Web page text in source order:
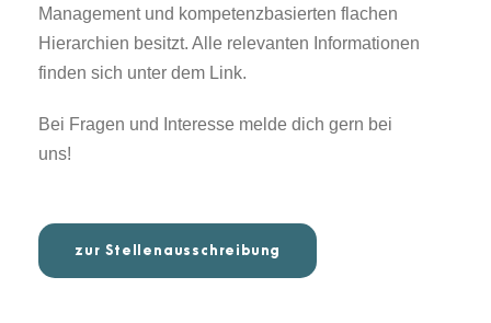
Management und kompetenzbasierten flachen
Hierarchien besitzt. Alle relevanten Informationen
finden sich unter dem Link.
Bei Fragen und Interesse melde dich gern bei
uns!
zur Stellenausschreibung